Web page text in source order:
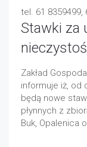
tel. 61 8359499,
Stawki za
Zakład
informuje iż, od
będą nowe
płynnych z
Buk, Opalenica